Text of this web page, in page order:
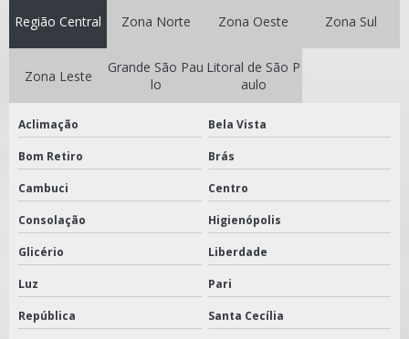
Região Central Zona Norte Zona Oeste Zona Sul
Zona Leste
Grande São Pau
lo
Litoral de São P
aulo
Aclimação Bela Vista
Bom Retiro Brás
Cambuci Centro
Consolação Higienópolis
Glicério Liberdade
Luz Pari
República Santa Cecília